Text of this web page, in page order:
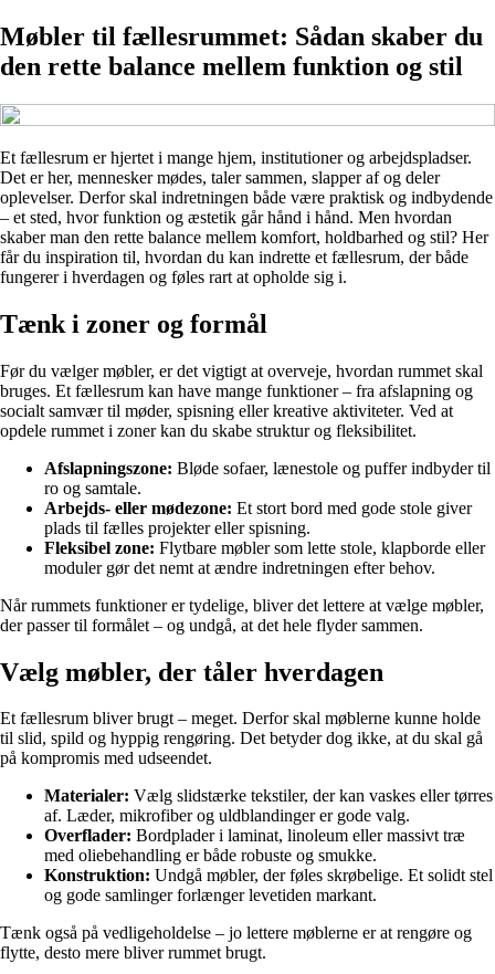
Møbler til fællesrummet: Sådan skaber du
den rette balance mellem funktion og stil
Et fællesrum er hjertet i mange hjem, institutioner og arbejdspladser.
Det er her, mennesker mødes, taler sammen, slapper af og deler
oplevelser. Derfor skal indretningen både være praktisk og indbydende
– et sted, hvor funktion og æstetik går hånd i hånd. Men hvordan
skaber man den rette balance mellem komfort, holdbarhed og stil? Her
får du inspiration til, hvordan du kan indrette et fællesrum, der både
fungerer i hverdagen og føles rart at opholde sig i.
Tænk i zoner og formål
Før du vælger møbler, er det vigtigt at overveje, hvordan rummet skal
bruges. Et fællesrum kan have mange funktioner – fra afslapning og
socialt samvær til møder, spisning eller kreative aktiviteter. Ved at
opdele rummet i zoner kan du skabe struktur og fleksibilitet.
Afslapningszone: Bløde sofaer, lænestole og puffer indbyder til
ro og samtale.
Arbejds- eller mødezone: Et stort bord med gode stole giver
plads til fælles projekter eller spisning.
Fleksibel zone: Flytbare møbler som lette stole, klapborde eller
moduler gør det nemt at ændre indretningen efter behov.
Når rummets funktioner er tydelige, bliver det lettere at vælge møbler,
der passer til formålet – og undgå, at det hele flyder sammen.
Vælg møbler, der tåler hverdagen
Et fællesrum bliver brugt – meget. Derfor skal møblerne kunne holde
til slid, spild og hyppig rengøring. Det betyder dog ikke, at du skal gå
på kompromis med udseendet.
Materialer: Vælg slidstærke tekstiler, der kan vaskes eller tørres
af. Læder, mikrofiber og uldblandinger er gode valg.
Overflader: Bordplader i laminat, linoleum eller massivt træ
med oliebehandling er både robuste og smukke.
Konstruktion: Undgå møbler, der føles skrøbelige. Et solidt stel
og gode samlinger forlænger levetiden markant.
Tænk også på vedligeholdelse – jo lettere møblerne er at rengøre og
flytte, desto mere bliver rummet brugt.